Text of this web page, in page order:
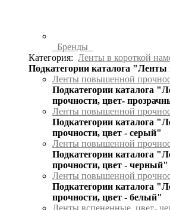
Бренды
Категория: Ленты в короткой
Подкатегории каталога "Ленты
Ленты повышенной
Подкатегории каталога
прочности, цвет-
Ленты повышенной
Подкатегории каталога
прочности, цвет - серый"
Ленты повышенной
Подкатегории каталога
прочности, цвет - черный"
Ленты повышенной
Подкатегории каталога
прочности, цвет - белый"
Ленты вспененные, цвет-